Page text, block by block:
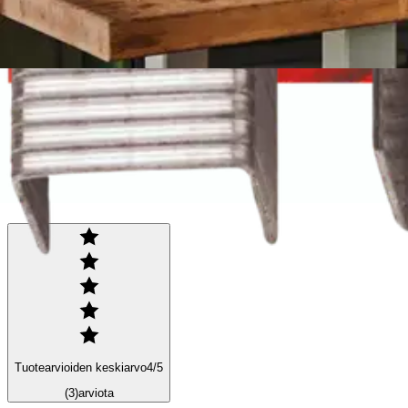
Einhell
Einhell sähkönaulain TC-EN
Tuotearvioiden keskiarvo4/5
(3)arviota